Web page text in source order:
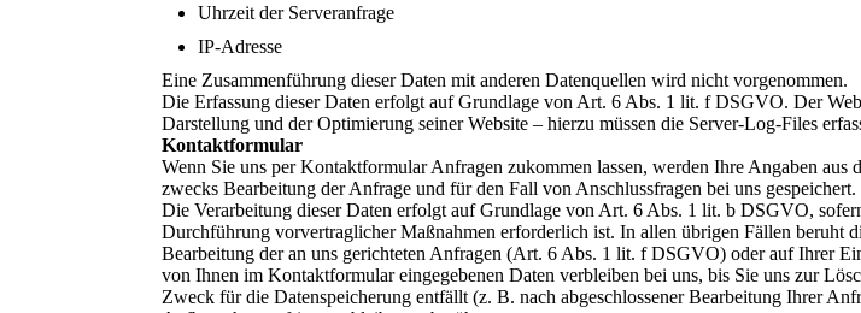
Uhrzeit der Serveranfrage
IP-Adresse
Eine Zusammenführung dieser Daten mit anderen Datenquellen wird nicht vorgenommen.
Die Erfassung dieser Daten erfolgt auf Grundlage von Art. 6 Abs. 1 lit. f DSGVO. Der
Darstellung und der Optimierung seiner Website – hierzu müssen die Server-Log-Files
Kontaktformular
Wenn Sie uns per Kontaktformular Anfragen zukommen lassen, werden Ihre Angaben
zwecks Bearbeitung der Anfrage und für den Fall von Anschlussfragen bei uns
Die Verarbeitung dieser Daten erfolgt auf Grundlage von Art. 6 Abs. 1 lit. b DSGVO,
Durchführung vorvertraglicher Maßnahmen erforderlich ist. In allen übrigen Fällen beruht
Bearbeitung der an uns gerichteten Anfragen (Art. 6 Abs. 1 lit. f DSGVO) oder auf Ihrer
von Ihnen im Kontaktformular eingegebenen Daten verbleiben bei uns, bis Sie uns zur
Zweck für die Datenspeicherung entfällt (z. B. nach abgeschlossener Bearbeitung Ihrer